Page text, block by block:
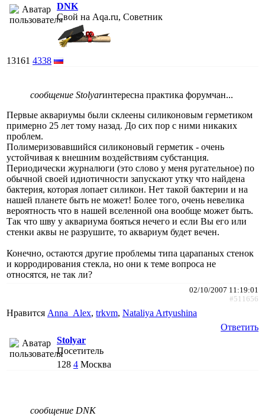
DNK
Свой на Aqa.ru, Советник
13161 4338
сообщение Stolyarинтересна практика форумчан...
Первые аквариумы были склеены силиконовым герметиком
примерно 25 лет тому назад. До сих пор с ними никаких
проблем.
Полимеризовавшийся силиконовый герметик - очень
устойчивая к внешним воздействиям субстанция.
Периодически журналюги (это слово у меня ругательное) по
обычной своей идиотичности запускают утку что найдена
бактерия, которая лопает силикон. Нет такой бактерии и на
нашей планете быть не может! Более того, очень невелика
вероятность что в нашей вселенной она вообще может быть.
Так что шву у аквариума бояться нечего и если Вы его или
стенки аквы не разрушите, то аквариум будет вечен.
Конечно, остаются другие проблемы типа царапаных стенок
и корродирования стекла, но они к теме вопроса не
относятся, не так ли?
02/10/2007 11:19:01
#511656
Нравится Anna_Alex, trkvm, Nataliya Artyushina
Ответить
Stolyar
Посетитель
128 4 Москва
сообщение DNK